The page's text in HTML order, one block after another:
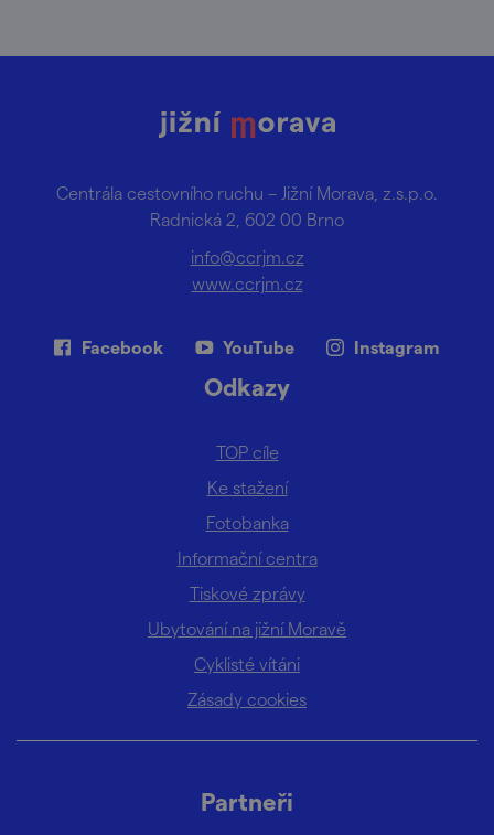
Centrála cestovního ruchu – Jižní Morava, z.s.p.o.
Radnická 2, 602 00 Brno
info@ccrjm.cz
www.ccrjm.cz
Facebook YouTube Instagram
Odkazy
TOP cíle
Ke stažení
Fotobanka
Informační centra
Tiskové zprávy
Ubytování na jižní Moravě
Cyklisté vítáni
Zásady cookies
Partneři